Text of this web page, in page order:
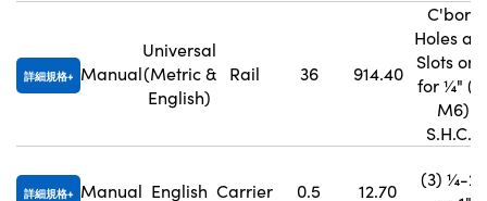
詳細規格 Manual
Universal
(Metric &
English)
Rail 36 914.40
C'bore
Holes
Slots
for ¼"
M6)
S.H.C.S
詳細規格 Manual English Carrier 0.5 12.70
(3) ¼-20